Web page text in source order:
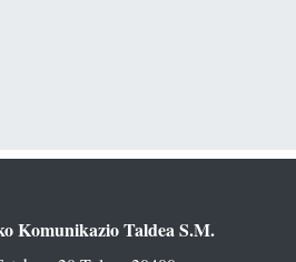
Komunikazio Taldea S.M.